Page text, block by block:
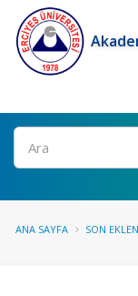
Ara
ANA SAYFA SON